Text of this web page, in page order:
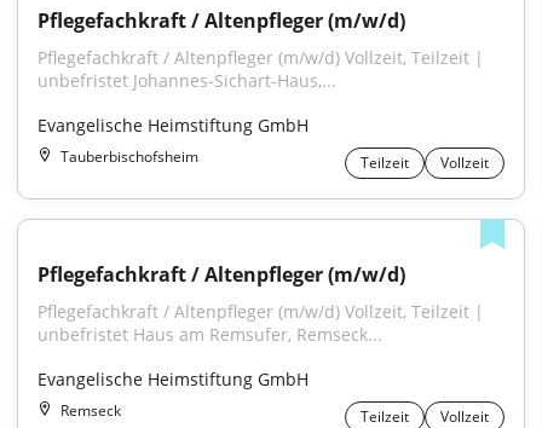
Pflegefachkraft / Altenpfleger (m/w/d)
Pflegefachkraft / Altenpfleger (m/w/d) Vollzeit, Teilzeit |
unbefristet Johannes-Sichart-Haus,...
Evangelische Heimstiftung GmbH
Tauberbischofsheim Teilzeit Vollzeit
Pflegefachkraft / Altenpfleger (m/w/d)
Pflegefachkraft / Altenpfleger (m/w/d) Vollzeit, Teilzeit |
unbefristet Haus am Remsufer, Remseck...
Evangelische Heimstiftung GmbH
Remseck Teilzeit Vollzeit